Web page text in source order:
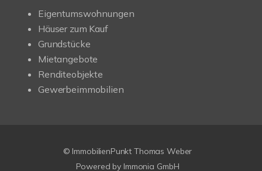
Eigentumswohnungen
Häuser zum Kauf
Grundstücke
Mietangebote
Renditeobjekte
Gewerbeimmobilien
© ImmobilienPunkt Thomas Weber
Powered by Immonia GmbH